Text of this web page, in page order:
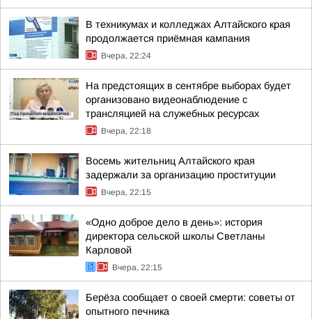
В техникумах и колледжах Алтайского края
продолжается приёмная кампания
Вчера, 22:24
На предстоящих в сентябре выборах будет
организовано видеонаблюдение с
трансляцией на служебных ресурсах
Вчера, 22:18
Восемь жительниц Алтайского края
задержали за организацию проституции
Вчера, 22:15
«Одно доброе дело в день»: история
директора сельской школы Светланы
Карловой
Вчера, 22:15
Берёза сообщает о своей смерти: советы от
опытного печника